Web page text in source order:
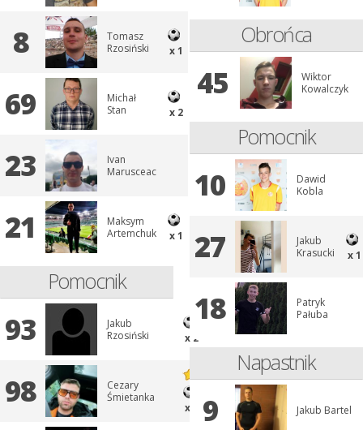
8
Tomasz
Rzosiński
x 1
69
Michał
Stan
x 2
23
Ivan
Marusceac
21
Maksym
Artemchuk
x 1
Pomocnik
93
Jakub
Rzosiński
x 2
98
Cezary
Śmietanka
x 1
Obrońca
45
Wiktor
Kowalczyk
Pomocnik
10
Dawid
Kobla
27
Jakub
Krasucki
x 1
18
Patryk
Pałuba
Napastnik
9 Jakub Bartel